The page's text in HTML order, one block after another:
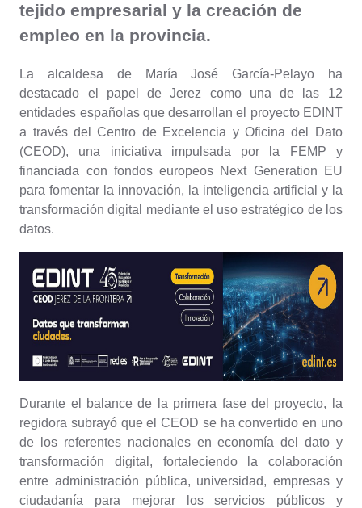
tejido empresarial y la creación de
empleo en la provincia.
La alcaldesa de María José García-Pelayo ha
destacado el papel de Jerez como una de las 12
entidades españolas que desarrollan el proyecto EDINT
a través del Centro de Excelencia y Oficina del Dato
(CEOD), una iniciativa impulsada por la FEMP y
financiada con fondos europeos Next Generation EU
para fomentar la innovación, la inteligencia artificial y la
transformación digital mediante el uso estratégico de los
datos.
Durante el balance de la primera fase del proyecto, la
regidora subrayó que el CEOD se ha convertido en uno
de los referentes nacionales en economía del dato y
transformación digital, fortaleciendo la colaboración
entre administración pública, universidad, empresas y
ciudadanía para mejorar los servicios públicos y